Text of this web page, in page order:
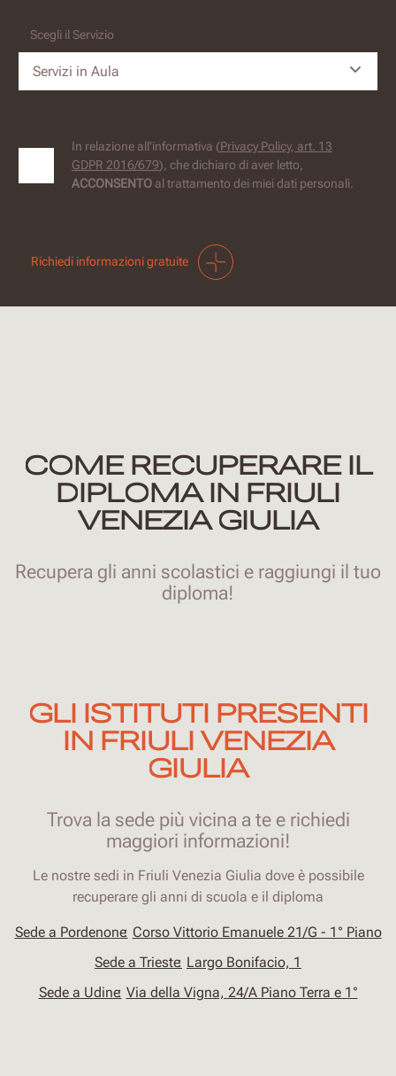
Scegli il Servizio
Servizi in Aula
In relazione all'informativa (Privacy Policy, art. 13
GDPR 2016/679), che dichiaro di aver letto,
ACCONSENTO al trattamento dei miei dati personali.
Richiedi informazioni gratuite
COME RECUPERARE IL
DIPLOMA IN FRIULI
VENEZIA GIULIA
Recupera gli anni scolastici e raggiungi il tuo
diploma!
GLI ISTITUTI PRESENTI
IN FRIULI VENEZIA
GIULIA
Trova la sede più vicina a te e richiedi
maggiori informazioni!
Le nostre sedi in Friuli Venezia Giulia dove è possibile
recuperare gli anni di scuola e il diploma
Sede a Pordenone Corso Vittorio Emanuele 21/G - 1° Piano
Sede a Trieste Largo Bonifacio, 1
Sede a Udine Via della Vigna, 24/A Piano Terra e 1°